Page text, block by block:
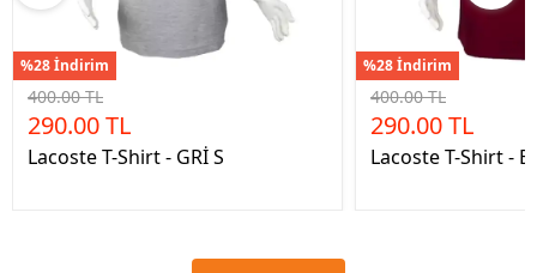
%28 İndirim
400.00 TL
290.00 TL
Lacoste T-Shirt - GRİ S
%28 İndirim
400.00 TL
290.00 TL
Lacoste T-Shirt -